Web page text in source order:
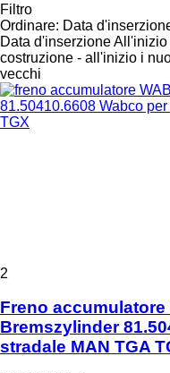
Filtro
Ordinare: Data
Data d'inserzioneAll'inizio
costruzione - all'inizio i
vecchi
2
Freno
Bremszylinder
stradale MAN TGA